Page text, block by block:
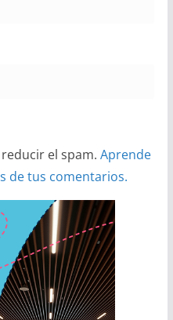
el spam. Aprende
de tus comentarios.